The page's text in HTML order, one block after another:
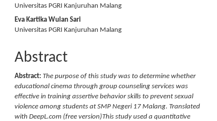
Content
Universitas PGRI Kanjuruhan Malang
Eva Kartika Wulan Sari
Universitas PGRI Kanjuruhan Malang
Abstract
Abstract: The purpose of this study was to determine whether
educational cinema through group counseling services was
effective in training assertive behavior skills to prevent sexual
violence among students at SMP Negeri 17 Malang. Translated
with DeepL.com (free version)This study used a quantitative